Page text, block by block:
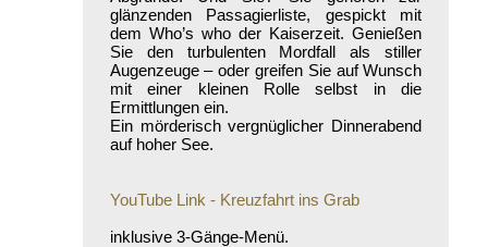
glänzenden Passagierliste, gespickt mit
dem Who’s who der Kaiserzeit. Genießen
Sie den turbulenten Mordfall als stiller
Augenzeuge – oder greifen Sie auf Wunsch
mit einer kleinen Rolle selbst in die
Ermittlungen ein.
Ein mörderisch vergnüglicher Dinnerabend
auf hoher See.
YouTube Link - Kreuzfahrt ins Grab
inklusive 3-Gänge-Menü.